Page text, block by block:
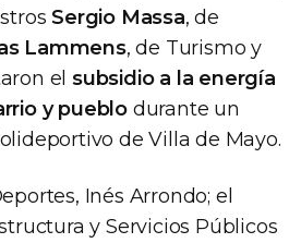
Sergio Massa, de
Lammens, de Turismo y
elsubsidio a la energía
y pueblo durante un
de Villa de Mayo.
Inés Arrondo; el
y Servicios Públicos